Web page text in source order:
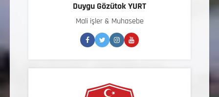
Duygu Gözütok YURT
Mali işler & Muhasebe